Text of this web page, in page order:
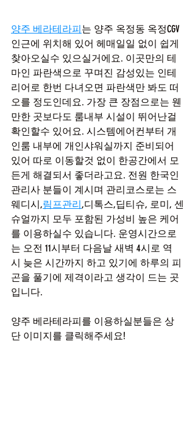
양주 베라테라피 는 양주 옥정동 옥정CGV
인근에 위치해 있어 헤매일일 없이 쉽게
찾아오실수 있으실거에요. 이곳만의 테
마인 파란색으로 꾸며진 감성있는 인테
리어로 한번 다녀오면 파란색만 봐도 떠
오를 정도인데요. 가장 큰 장점으로는 웬
만한 곳보다도 룸내부 시설이 뛰어난걸
확인할수 있어요. 시스템에어컨부터 개
인룸 내부에 개인샤워실까지 준비되어
있어 따로 이동할것 없이 한공간에서 모
든게 해결되서 좋더라고요. 전원 한국인
관리사 분들이 계시며 관리코스로는 스
웨디시,림프관리 ,디톡스,딥티슈, 로미, 센
슈얼까지 모두 포함된 가성비 높은 케어
를 이용하실수 있습니다. 운영시간으로
는 오전 11시부터 다음날 새벽 4시로 역
시 늦은 시간까지 하고 있기에 하루의 피
곤을 풀기에 제격이라고 생각이 드는 곳
입니다.
양주 베라테라피를 이용하실분들은 상
단 이미지를 클릭해주세요!